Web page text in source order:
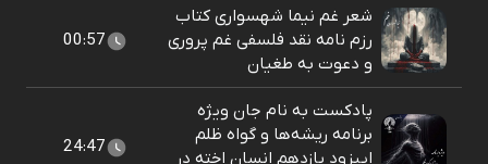
شعر غم نیما شهسواری کتاب
رزم نامه نقد فلسفی غم پروری
و دعوت به طغیان
00:57
پادکست به نام جان ویژه
برنامه ریشه‌ها و گواه ظلم
اپیزود یازدهم انسان اخته در
24:47